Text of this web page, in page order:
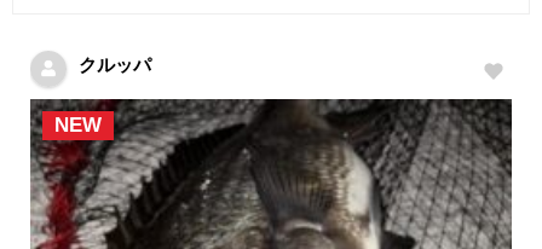
クルッパ
NEW